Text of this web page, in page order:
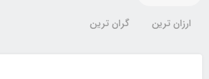
ارزان ترین گران ترین